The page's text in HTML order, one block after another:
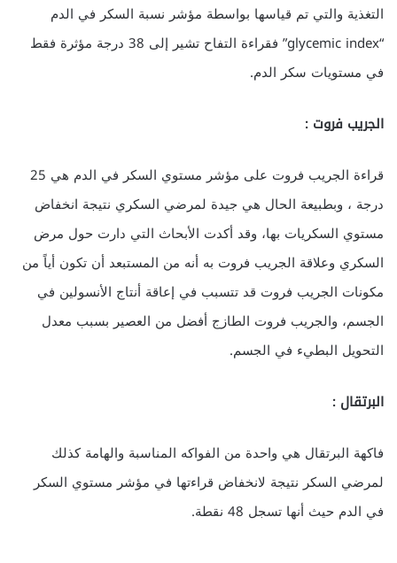
التغذية والتي تم قياسها بواسطة مؤشر نسبة السكر في الدم
“glycemic index” فقراءة التفاح تشير إلى 38 درجة مؤثرة فقط
في مستويات سكر الدم.
الجريب فروت :
قراءة الجريب فروت على مؤشر مستوي السكر في الدم هي 25
درجة ، وبطبيعة الحال هي جيدة لمرضي السكري نتيجة انخفاض
مستوي السكريات بها، وقد أكدت الأبحاث التي دارت حول مرض
السكري وعلاقة الجريب فروت به أنه من المستبعد أن تكون أياً من
مكونات الجريب فروت قد تتسبب في إعاقة أنتاج الأنسولين في
الجسم، والجريب فروت الطازج أفضل من العصير بسبب معدل
التحويل البطيء في الجسم.
البرتقال :
فاكهة البرتقال هي واحدة من الفواكه المناسبة والهامة كذلك
لمرضي السكر نتيجة لانخفاض قراءتها في مؤشر مستوي السكر
في الدم حيث أنها تسجل 48 نقطة.